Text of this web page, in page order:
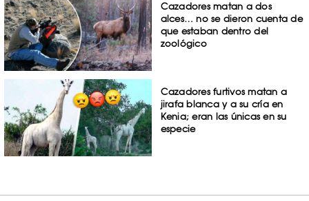
Cazadores matan a dos
alces… no se dieron cuenta de
que estaban dentro del
zoológico
Cazadores furtivos matan a
jirafa blanca y a su cría en
Kenia; eran las únicas en su
especie